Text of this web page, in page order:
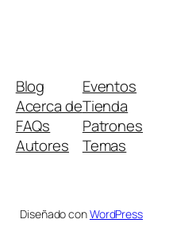
Blog
Acerca de
FAQs
Autores
Eventos
Tienda
Patrones
Temas
Diseñado conWordPress